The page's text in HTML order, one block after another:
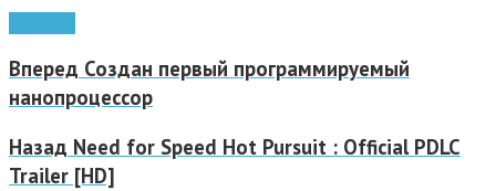
Вперед Создан первый программируемый
нанопроцессор
Назад Need for Speed Hot Pursuit : Official PDLC
Trailer [HD]